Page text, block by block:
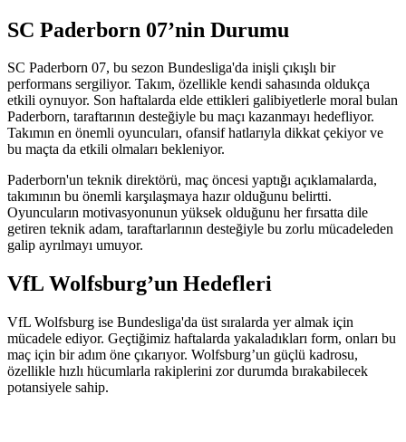
SC Paderborn 07’nin Durumu
SC Paderborn 07, bu sezon Bundesliga'da inişli çıkışlı bir
performans sergiliyor. Takım, özellikle kendi sahasında oldukça
etkili oynuyor. Son haftalarda elde ettikleri galibiyetlerle moral bulan
Paderborn, taraftarının desteğiyle bu maçı kazanmayı hedefliyor.
Takımın en önemli oyuncuları, ofansif hatlarıyla dikkat çekiyor ve
bu maçta da etkili olmaları bekleniyor.
Paderborn'un teknik direktörü, maç öncesi yaptığı açıklamalarda,
takımının bu önemli karşılaşmaya hazır olduğunu belirtti.
Oyuncuların motivasyonunun yüksek olduğunu her fırsatta dile
getiren teknik adam, taraftarlarının desteğiyle bu zorlu mücadeleden
galip ayrılmayı umuyor.
VfL Wolfsburg’un Hedefleri
VfL Wolfsburg ise Bundesliga'da üst sıralarda yer almak için
mücadele ediyor. Geçtiğimiz haftalarda yakaladıkları form, onları bu
maç için bir adım öne çıkarıyor. Wolfsburg’un güçlü kadrosu,
özellikle hızlı hücumlarla rakiplerini zor durumda bırakabilecek
potansiyele sahip.